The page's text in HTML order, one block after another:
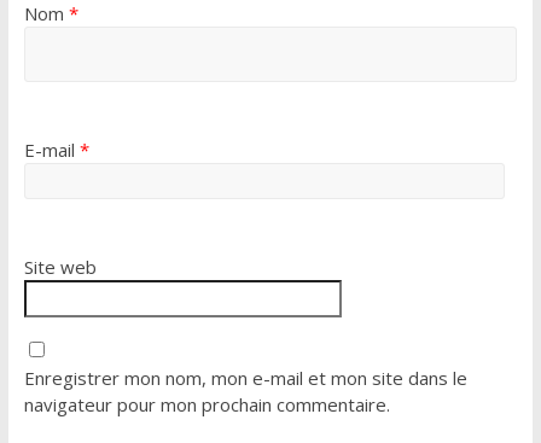
Nom *
E-mail *
Site web
Enregistrer mon nom, mon e-mail et mon site dans le
navigateur pour mon prochain commentaire.